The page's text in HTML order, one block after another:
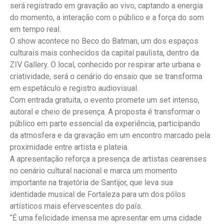
será registrado em gravação ao vivo, captando a energia
do momento, a interação com o público e a força do som
em tempo real.
O show acontece no Beco do Batman, um dos espaços
culturais mais conhecidos da capital paulista, dentro da
ZIV Gallery. O local, conhecido por respirar arte urbana e
criatividade, será o cenário do ensaio que se transforma
em espetáculo e registro audiovisual.
Com entrada gratuita, o evento promete um set intenso,
autoral e cheio de presença. A proposta é transformar o
público em parte essencial da experiência, participando
da atmosfera e da gravação em um encontro marcado pela
proximidade entre artista e plateia.
A apresentação reforça a presença de artistas cearenses
no cenário cultural nacional e marca um momento
importante na trajetória de Santijor, que leva sua
identidade musical de Fortaleza para um dos pólos
artísticos mais efervescentes do país.
“É uma felicidade imensa me apresentar em uma cidade